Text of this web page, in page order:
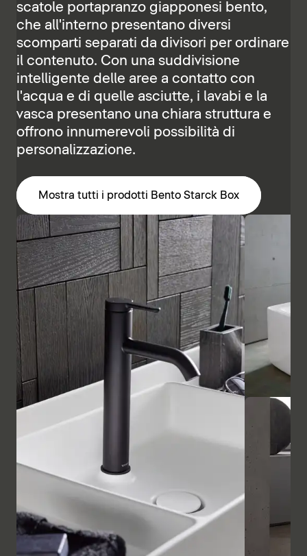
scatole portapranzo giapponesi bento,
che all'interno presentano diversi
scomparti separati da divisori per ordinare
il contenuto. Con una suddivisione
intelligente delle aree a contatto con
l'acqua e di quelle asciutte, i lavabi e la
vasca presentano una chiara struttura e
offrono innumerevoli possibilità di
personalizzazione.
Mostra tutti i prodotti Bento Starck Box